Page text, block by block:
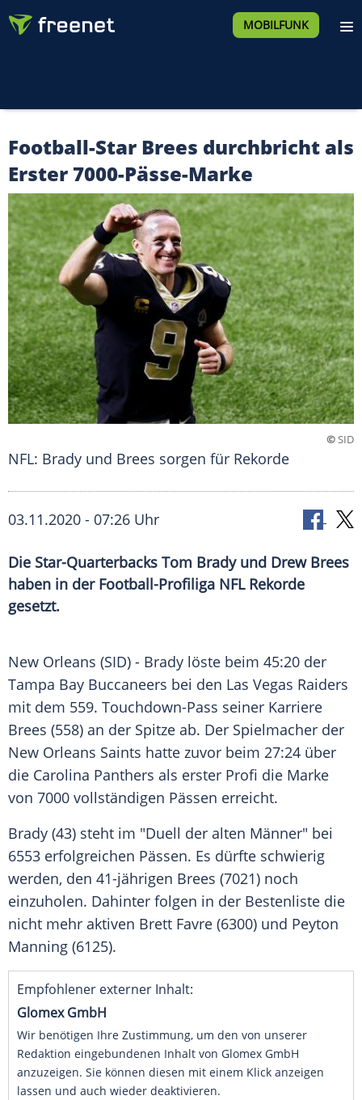
MOBILFUNK
Football-Star Brees durchbricht als
Erster 7000-Pässe-Marke
©SID
NFL: Brady und Brees sorgen für Rekorde
03.11.2020 - 07:26 Uhr
Die Star-Quarterbacks Tom Brady und Drew Brees
haben in der Football-Profiliga NFL Rekorde
gesetzt.
New Orleans (SID) - Brady löste beim 45:20 der
Tampa Bay Buccaneers bei den Las Vegas Raiders
mit dem 559. Touchdown-Pass seiner Karriere
Brees (558) an der Spitze ab. Der Spielmacher der
New Orleans Saints hatte zuvor beim 27:24 über
die Carolina Panthers als erster Profi die Marke
von 7000 vollständigen Pässen erreicht.
Brady (43) steht im "Duell der alten Männer" bei
6553 erfolgreichen Pässen. Es dürfte schwierig
werden, den 41-jährigen Brees (7021) noch
einzuholen. Dahinter folgen in der Bestenliste die
nicht mehr aktiven Brett Favre (6300) und Peyton
Manning (6125).
Empfohlener externer Inhalt:
Glomex GmbH
Wir benötigen Ihre Zustimmung, um den von unserer
Redaktion eingebundenen Inhalt von Glomex GmbH
anzuzeigen. Sie können diesen mit einem Klick anzeigen
lassen und auch wieder deaktivieren.